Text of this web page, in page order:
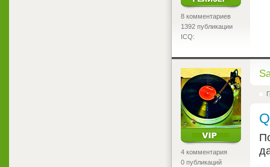
8 комментариев
1392 публикации
ICQ:
<
4 комментария
0 публикаций